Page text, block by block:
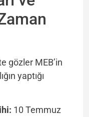
gözler MEB’in
yaptığı
10 Temmuz